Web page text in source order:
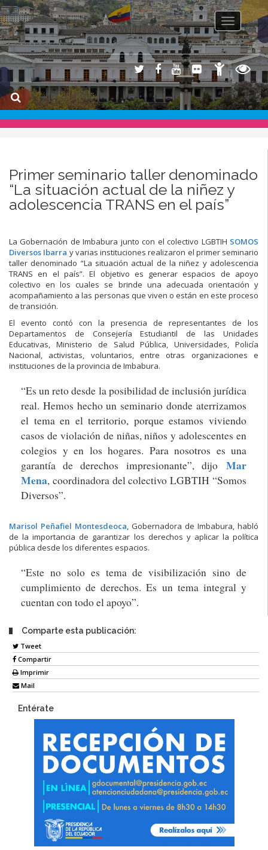
Toggle
Primer seminario taller denominado
“La situación actual de la niñez y
adolescencia TRANS en el país”
La Gobernación de Imbabura junto con el colectivo LGBTIH SOMOS
Diversos Ibarra y varias instituciones realizaron el primer seminario
taller denominado “La situación actual de la niñez y adolescencia
TRANS en el país”. El objetivo es generar espacios de apoyo
colectivo en los cuales se brinde una adecuada orientación y
acompañamiento a las personas que viven o están en este proceso
de transición.
El evento contó con la presencia de representantes de los
Departamentos de Consejería Estudiantil de las Unidades
Educativas, Ministerio de Salud Pública, Universidades, Policía
Nacional, activistas, voluntarios, entre otras organizaciones e
instituciones de la provincia de Imbabura.
“Es un reto desde la posibilidad de inclusión jurídica
real. Hemos hecho un seminario donde aterrizamos
el tema en el territorio, porque estamos viviendo
casos de violación de niñas, niños y adolescentes en
colegios y en los hogares. Para nosotros es una
garantía de derechos impresionante”, dijo Mar
Mena, coordinadora del colectivo LGBTIH “Somos
Diversos”.
Marisol Peñafiel Montesdeoca, Gobernadora de Imbabura, habló
de la importancia de garantizar los derechos y aplicar la política
pública desde los diferentes espacios.
“Este no solo es tema de visibilización sino de
cumplimiento de derechos. Es un tema integral y
cuentan con todo el apoyo”.
Comparte esta publicación:
Tweet
Compartir
Imprimir
Mail
Entérate